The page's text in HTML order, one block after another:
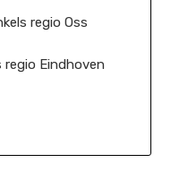
regio Oss
regio Eindhoven